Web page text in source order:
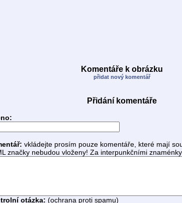
Komentáře k obrázku
přidat nový komentář
Přidání komentáře
vkládejte prosím pouze komentáře, které mají
značky nebudou vloženy! Za interpunkčními
otázka: (ochrana proti spamu)